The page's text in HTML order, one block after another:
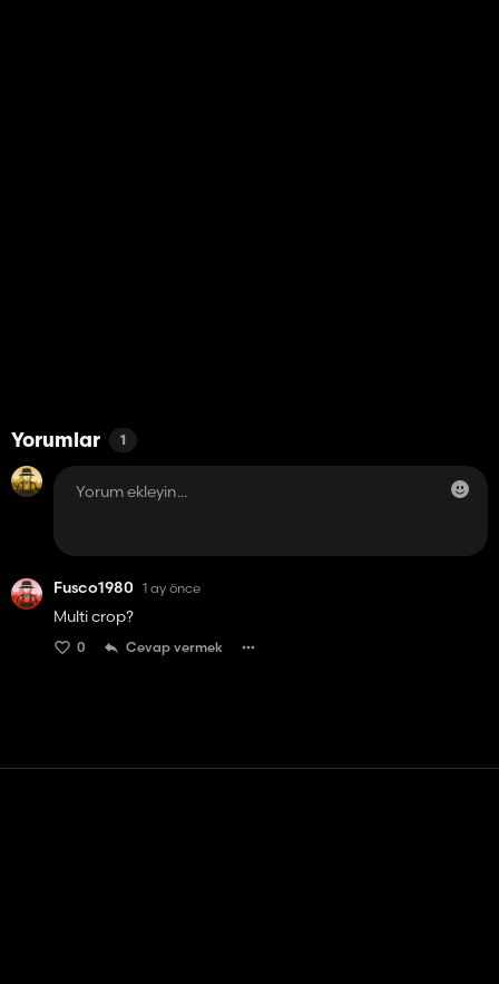
Yorumlar 1
Fusco1980 1 ay önce
Multi crop?
0 Cevap vermek